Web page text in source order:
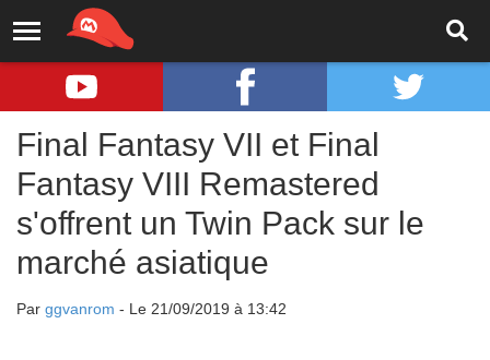
Final Fantasy VII et Final
Fantasy VIII Remastered
s'offrent un Twin Pack sur le
marché asiatique
Par ggvanrom - Le 21/09/2019 à 13:42